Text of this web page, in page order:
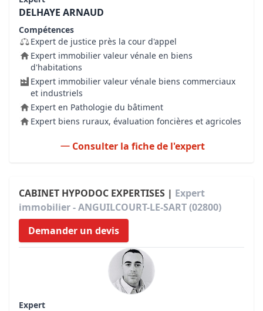
DELHAYE ARNAUD
Compétences
Expert de justice près la cour d'appel
Expert immobilier valeur vénale en biens
d'habitations
Expert immobilier valeur vénale biens commerciaux
et industriels
Expert en Pathologie du bâtiment
Expert biens ruraux, évaluation foncières et agricoles
Consulter la fiche de l'expert
CABINET HYPODOC EXPERTISES | Expert
immobilier - ANGUILCOURT-LE-SART (02800)
Demander un devis
Expert